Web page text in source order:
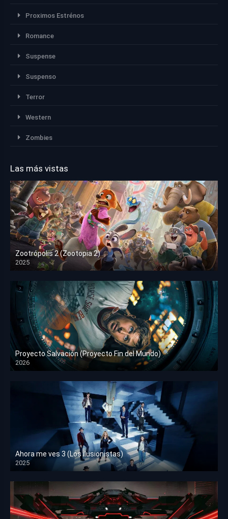
Proximos Estrénos
Romance
Suspense
Suspenso
Terror
Western
Zombies
Las más vistas
Zootrópolis 2 (Zootopia 2)
2025
HD 1080p
Proyecto Salvación (Proyecto Fin del Mundo)
2026
HD 1080p
Ahora me ves 3 (Los ilusionistas)
2025
HD 1080p